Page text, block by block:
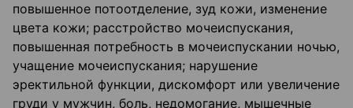
повышенное потоотделение, зуд кожи, изменение
цвета кожи; расстройство мочеиспускания,
повышенная потребность в мочеиспускании ночью,
учащение мочеиспускания; нарушение
эректильной функции, дискомфорт или увеличение
груди у мужчин, боль, недомогание, мышечные